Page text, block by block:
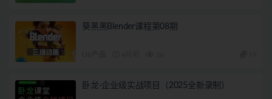
葵黑黑Blender课程第08期
卧龙-企业级实战项目（2025全新录制）